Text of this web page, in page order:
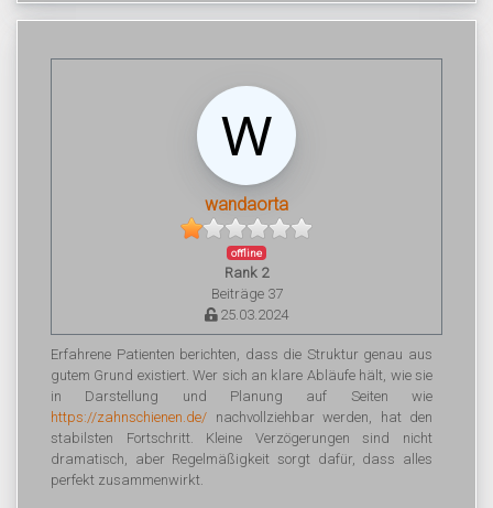
wandaorta
offline
Rank 2
Beiträge 37
25.03.2024
Erfahrene Patienten berichten, dass die Struktur genau aus
gutem Grund existiert. Wer sich an klare Abläufe hält, wie sie
in Darstellung und Planung auf Seiten wie
https://zahnschienen.de/ nachvollziehbar werden, hat den
stabilsten Fortschritt. Kleine Verzögerungen sind nicht
dramatisch, aber Regelmäßigkeit sorgt dafür, dass alles
perfekt zusammenwirkt.